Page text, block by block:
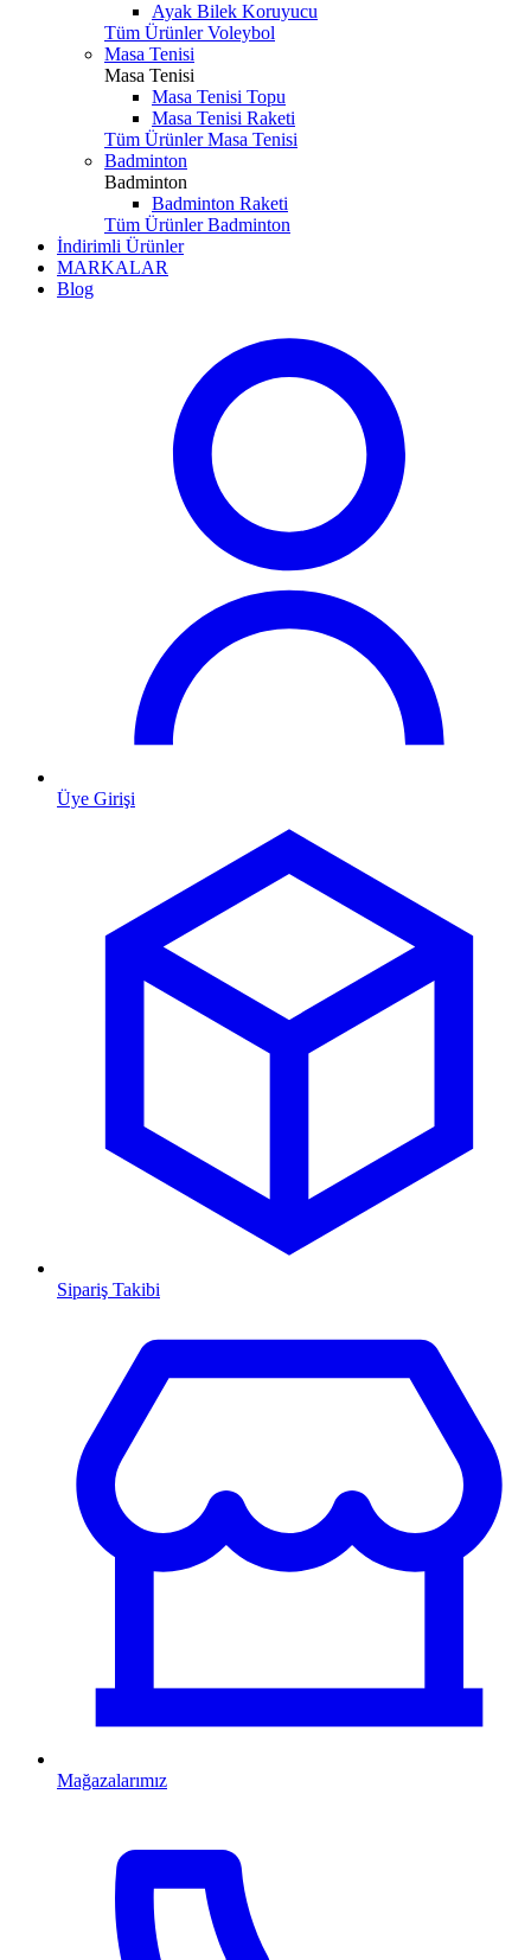
Ayak Bilek Koruyucu
Tüm Ürünler Voleybol
Masa Tenisi
Masa Tenisi
Masa Tenisi Topu
Masa Tenisi Raketi
Tüm Ürünler Masa Tenisi
Badminton
Badminton
Badminton Raketi
Tüm Ürünler Badminton
İndirimli Ürünler
MARKALAR
Blog
Üye Girişi
Sipariş Takibi
Mağazalarımız